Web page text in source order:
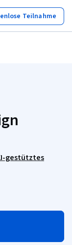
Teilnahme
gestütztes